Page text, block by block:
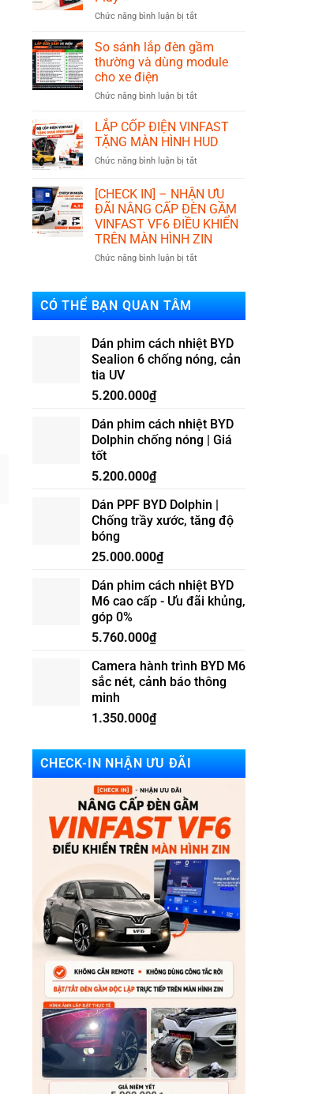
phuộc
Nên
loại
Chức năng bình luận bị tắt
đơn
phát
phụ
xe
điện
Plug
&
So sánh lắp đèn gầm
thường và dùng module
cho xe điện
Chức năng bình luận bị tắt
sánh
lắp
đèn
gầm
và
dùng
module
cho
xe
LẮP CỐP ĐIỆN VINFAST
TẶNG MÀN HÌNH HUD
Chức năng bình luận bị tắt
CỐP
ĐIỆN
VINFAST
TẶNG
MÀN
[CHECK IN] – NHẬN ƯU
ĐÃI NÂNG CẤP ĐÈN GẦM
VINFAST VF6 ĐIỀU KHIỂN
TRÊN MÀN HÌNH ZIN
Chức năng bình luận bị tắt
ĐÃI
NÂNG
CẤP
VF6
ĐIỀU
KHIỂN
ZIN
CÓ THỂ BẠN QUAN TÂM
Dán phim cách nhiệt BYD
Sealion 6 chống nóng, cản
tia UV
5.200.000₫
Dán phim cách nhiệt BYD
Dolphin chống nóng | Giá
tốt
5.200.000₫
Dán PPF BYD Dolphin |
Chống trầy xước, tăng độ
bóng
25.000.000₫
Dán phim cách nhiệt BYD
M6 cao cấp - Ưu đãi khủng,
góp 0%
5.760.000₫
Camera hành trình BYD M6
sắc nét, cảnh báo thông
minh
1.350.000₫
CHECK-IN NHẬN ƯU ĐÃI